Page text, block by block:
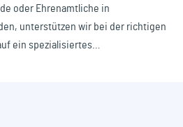
oder Ehrenamtliche in
unterstützen wir bei der richtigen
ein spezialisiertes